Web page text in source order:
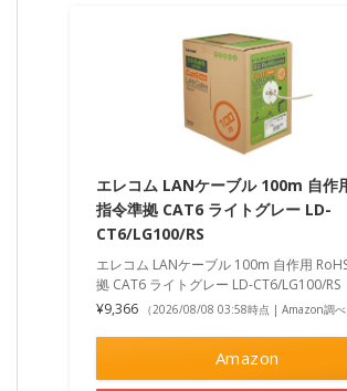
エレコム LANケーブル 100m 自作
指令準拠 CAT6 ライトグレー LD-
CT6/LG100/RS
エレコム LANケーブル 100m 自作用
拠 CAT6 ライトグレー LD-CT6/LG100/RS
¥9,366
（2026/08/08 03:58時点 | Amazon調べ
Amazon